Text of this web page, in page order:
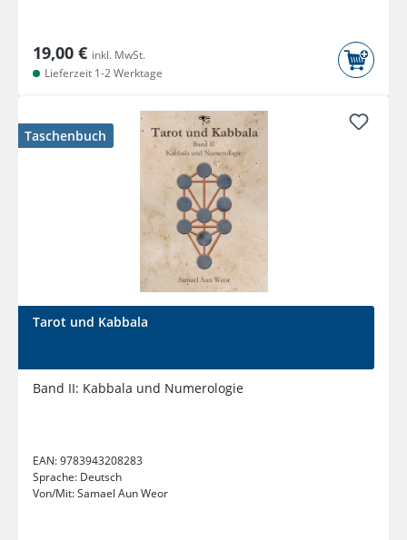
19,00 € inkl. MwSt.
Lieferzeit 1-2 Werktage
Taschenbuch
Tarot und Kabbala
Band II: Kabbala und Numerologie
EAN:9783943208283
Sprache: Deutsch
Von/Mit:Samael Aun Weor